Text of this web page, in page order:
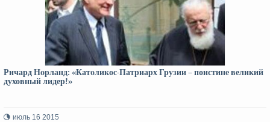
Ричард Норланд: «Католикос-Патриарх Грузии – поистине великий
духовный лидер!»
июль 16 2015